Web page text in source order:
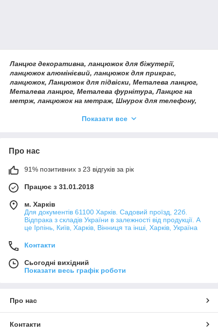
Ланцюг декоративна, ланцюжок для біжутерії,
ланцюжок алюмінієвий, ланцюжок для прикрас,
ланцюжок, Ланцюжок для підвіски, Металева ланцюг,
Металева ланцюг, Металева фурнітура, Ланцюг на
метрж, ланцюжок на метраж, Шнурок для телефону,
Шнурочки для декупажу.Показати все
Про нас
91% позитивних з 23 відгуків за рік
Працює з 31.01.2018
м. Харків
Для документів 61100 Харків. Садовий проїзд, 22б.
Відпрака з складів України в залежності від продукції. А
це Ірпінь, Київ, Харків, Вінниця та інші, Харків, Україна
Контакти
Сьогодні вихідний
Показати весь графік роботи
Про нас
Контакти